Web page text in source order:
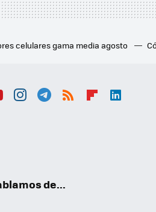
celulares gama media agosto
de...